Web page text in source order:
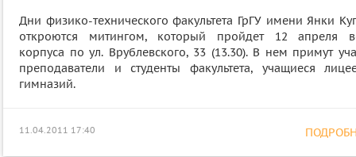
Дни физико-технического факультета ГрГУ имени Янки
откроются митингом, который пройдет 12 апреля
корпуса по ул. Врублевского, 33 (13.30). В нем примут
преподаватели и студенты факультета, учащиеся
гимназий.
11.04.2011 17:40
Соревнования по волейболу среди
Гродненском государственном